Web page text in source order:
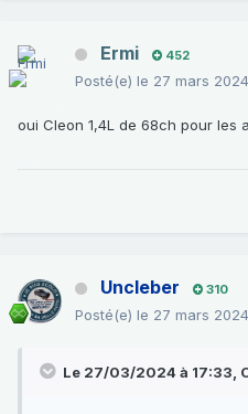
Ermi 452
Posté(e) le 27 mars 2024
oui Cleon 1,4L de 68ch pour les
Uncleber 310
Posté(e) le 27 mars 2024
Le 27/03/2024 à 17:33,